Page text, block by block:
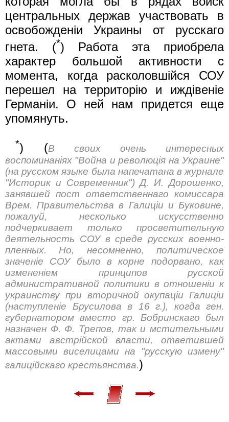
центральных держав участвовать в
освобожденiи Украины от русскаго
гнета. (*) Работа эта приобрела
характер большой активности с
момента, когда расколовшiйся СОУ
перешел на территорiю и иждiвенiе
Германiи. О ней нам придется еще
упомянуть.
*) (В своих очень интересных
воспоминанiях "Война и революцiя на Украине"
(на русском языке была напечатана в журнале
"Историк и Современник") Д. И. Дорошенко,
занявшей пост ответственнаго комиссара
Врем. Правительства в Галицiи и Буковине,
пожалуй, несколько искусственно
подчеркивает только просветительную
деятельность СОУ в среде русских военно-
пленных. Но, несомненно, политическое
значенiе СОУ было в корне подорвано, как
измененiем принципов русской
административной политики в отношенiи к
украинству при вторичной окупацiи Галицiи
(наступленiе Брусилова в 16 г.), когда ген.
губернатором вместо гр. Бобринскаго был
назначен Ф. Ф. Трепов, так и мстительными
актами австрiйской власти, ответившей
массовыми виселицами на "русскую измену"
галицiйскаго крестьянства.)